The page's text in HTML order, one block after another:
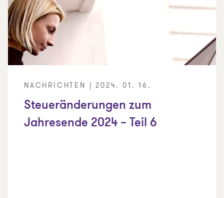
NACHRICHTEN | 2024. 01. 16.
Steueränderungen zum
Jahresende 2024 – Teil 6